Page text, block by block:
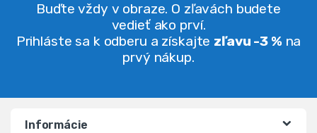
Buďte vždy v obraze. O zľavách budete
vedieť ako prví.
Prihláste sa k odberu a získajte zľavu -3 % na
prvý nákup.
Informácie